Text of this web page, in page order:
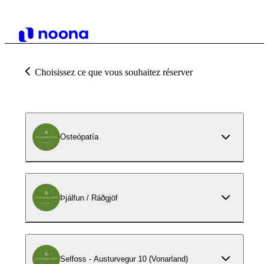
Choisissez ce que vous souhaitez réserver
Osteópatía
Þjálfun / Ráðgjöf
Selfoss - Austurvegur 10 (Vonarland)